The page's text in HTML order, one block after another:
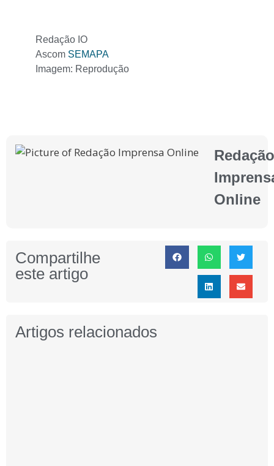
Redação IO
Ascom SEMAPA
Imagem: Reprodução
Redação
Online
Compartilhe
este artigo
Artigos relacionados